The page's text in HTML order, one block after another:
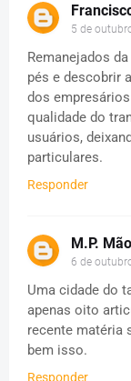
5 de
Remanejados
pés e descobrir
dos
qualidade do
usuários,
particulares.
Responder
M.P.
6 de
Uma cidade do
apenas oito
recente matéria
bem isso.
Responder